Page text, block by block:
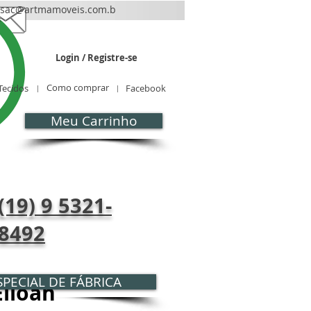
sac@artmamoveis.com.b
Login / Registre-se
Como comprar Facebook
Meu Carrinho
DE FÁBRICA
9 5321-